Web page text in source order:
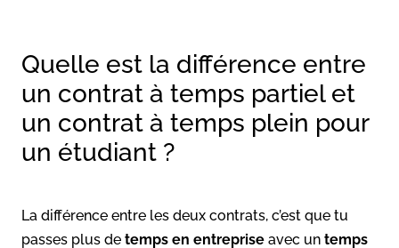
Quelle est la différence entre
un contrat à temps partiel et
un contrat à temps plein pour
un étudiant ?
La différence entre les deux contrats, c’est que tu
passes plus de temps en entreprise avec un temps